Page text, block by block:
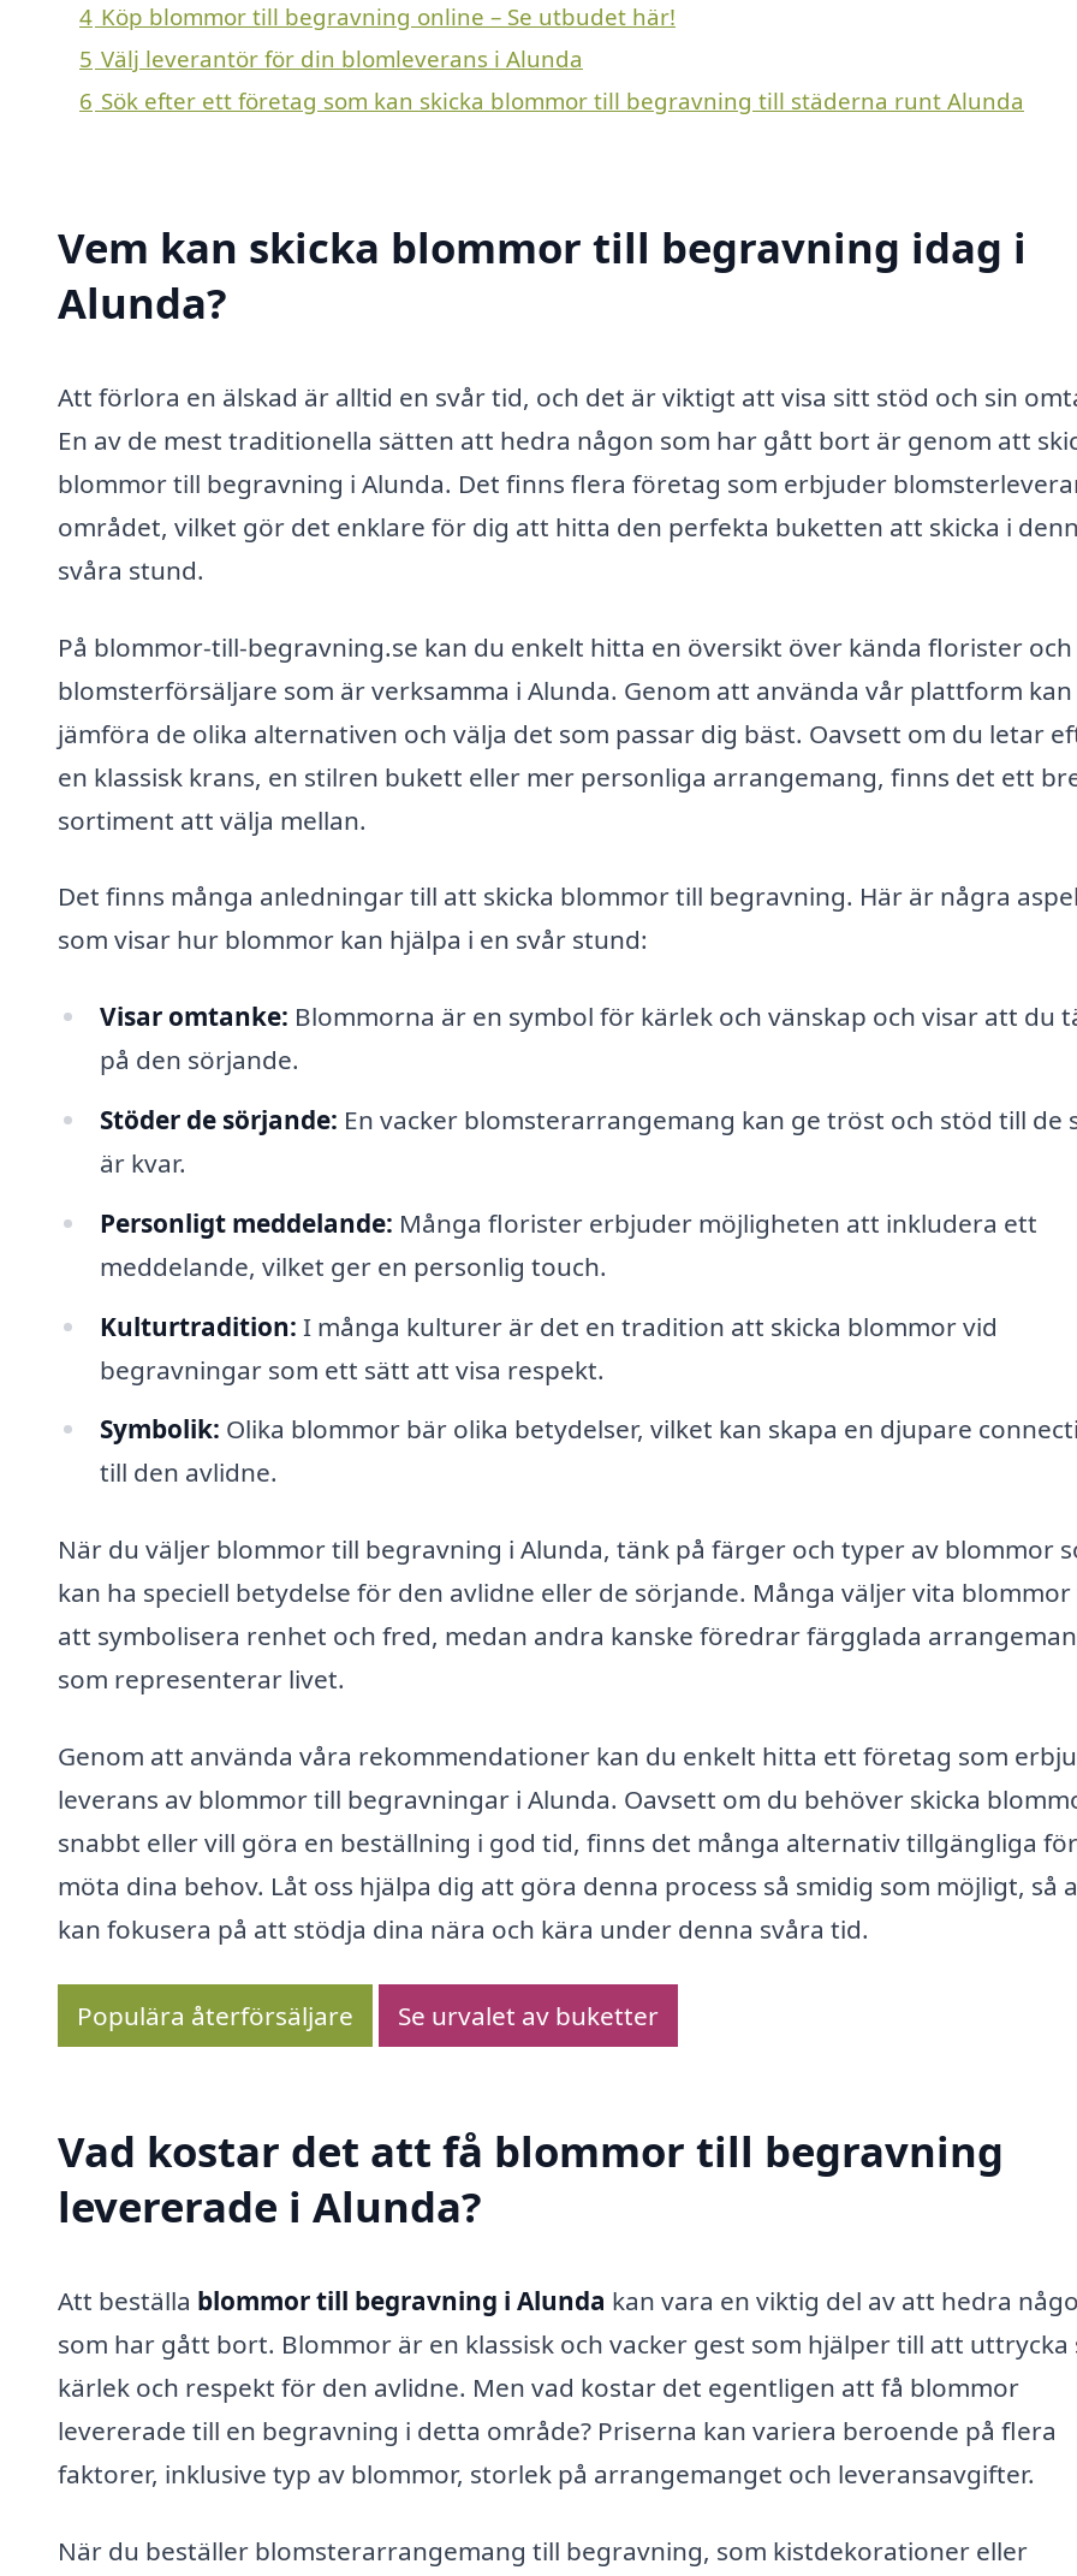
4 Köp blommor till begravning online – Se utbudet här!
5 Välj leverantör för din blomleverans i Alunda
6 Sök efter ett företag som kan skicka blommor till begravning till städerna runt Alunda
Vem kan skicka blommor till begravning idag i
Alunda?
Att förlora en älskad är alltid en svår tid, och det är viktigt att visa sitt stöd och sin
En av de mest traditionella sätten att hedra någon som har gått bort är genom att
blommor till begravning i Alunda. Det finns flera företag som erbjuder
området, vilket gör det enklare för dig att hitta den perfekta buketten att skicka i
svåra stund.
På blommor-till-begravning.se kan du enkelt hitta en översikt över kända florister och
blomsterförsäljare som är verksamma i Alunda. Genom att använda vår plattform kan
jämföra de olika alternativen och välja det som passar dig bäst. Oavsett om du letar
en klassisk krans, en stilren bukett eller mer personliga arrangemang, finns det ett
sortiment att välja mellan.
Det finns många anledningar till att skicka blommor till begravning. Här är några
som visar hur blommor kan hjälpa i en svår stund:
Visar omtanke: Blommorna är en symbol för kärlek och vänskap och visar att du
på den sörjande.
Stöder de sörjande: En vacker blomsterarrangemang kan ge tröst och stöd till de
är kvar.
Personligt meddelande: Många florister erbjuder möjligheten att inkludera ett
meddelande, vilket ger en personlig touch.
Kulturtradition: I många kulturer är det en tradition att skicka blommor vid
begravningar som ett sätt att visa respekt.
Symbolik: Olika blommor bär olika betydelser, vilket kan skapa en djupare
till den avlidne.
När du väljer blommor till begravning i Alunda, tänk på färger och typer av blommor
kan ha speciell betydelse för den avlidne eller de sörjande. Många väljer vita
att symbolisera renhet och fred, medan andra kanske föredrar färgglada
som representerar livet.
Genom att använda våra rekommendationer kan du enkelt hitta ett företag som
leverans av blommor till begravningar i Alunda. Oavsett om du behöver skicka
snabbt eller vill göra en beställning i god tid, finns det många alternativ tillgängliga
möta dina behov. Låt oss hjälpa dig att göra denna process så smidig som möjligt, så
kan fokusera på att stödja dina nära och kära under denna svåra tid.
Populära återförsäljare Se urvalet av buketter
Vad kostar det att få blommor till begravning
levererade i Alunda?
Att beställa blommor till begravning i Alunda kan vara en viktig del av att hedra
som har gått bort. Blommor är en klassisk och vacker gest som hjälper till att uttrycka
kärlek och respekt för den avlidne. Men vad kostar det egentligen att få blommor
levererade till en begravning i detta område? Priserna kan variera beroende på flera
faktorer, inklusive typ av blommor, storlek på arrangemanget och leveransavgifter.
När du beställer blomsterarrangemang till begravning, som kistdekorationer eller